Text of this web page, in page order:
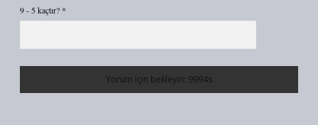
9 - 5 kaçtır? *